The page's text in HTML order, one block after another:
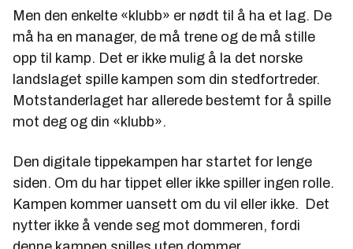
Men den enkelte «klubb» er nødt til å ha et lag. De
må ha en manager, de må trene og de må stille
opp til kamp. Det er ikke mulig å la det norske
landslaget spille kampen som din stedfortreder.
Motstanderlaget har allerede bestemt for å spille
mot deg og din «klubb».
Den digitale tippekampen har startet for lenge
siden. Om du har tippet eller ikke spiller ingen rolle.
Kampen kommer uansett om du vil eller ikke. Det
nytter ikke å vende seg mot dommeren, fordi